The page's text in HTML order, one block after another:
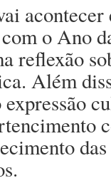
o Ano
reflexão
Além